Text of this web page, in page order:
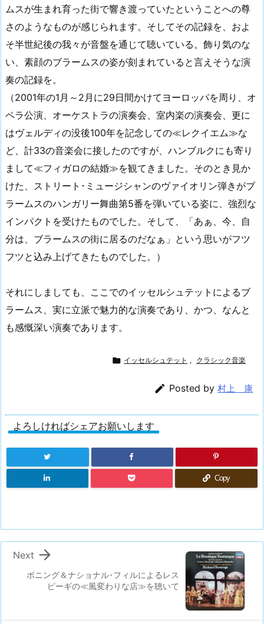
ムスが生まれ育った街で響き渡っていたということへの尊
さのようなものが感じられます。そしてその記録を、およ
そ半世紀後の我々が音盤を通じて聴いている。飾り気のな
い、素顔のブラームスの姿が刻まれていると言えそうな演
奏の記録を。
（2001年の1月～2月に29日間かけてヨーロッパを周り、オ
ペラ公演、オーケストラの演奏会、室内楽の演奏会、更に
はヴェルディの没後100年を記念しての≪レクイエム≫な
ど、計33の音楽会に接したのですが、ハンブルクにも寄り
まして≪フィガロの結婚≫を観てきました。そのとき見か
けた、ストリート･ミュージシャンのヴァイオリン弾きがブ
ラームスのハンガリー舞曲第5番を弾いている姿に、強烈な
インパクトを受けたものでした。そして、「あぁ、今、自
分は、ブラームスの街に居るのだなぁ」という思いがフツ
フツと込み上げてきたものでした。）
それにしましても、ここでのイッセルシュテットによるブ
ラームス、実に立派で魅力的な演奏であり、かつ、なんと
も感慨深い演奏であります。
 イッセルシュテット , クラシック音楽
 Posted by 村上 康
よろしければシェアお願いします
Copy
ボニング＆ナショナル･フィルによるレス
ピーギの≪風変わりな店≫を聴いて

Next